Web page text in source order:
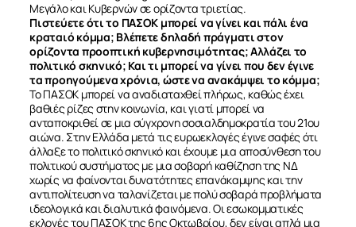
Μεγάλο και Κυβερνών σε ορίζοντα τριετίας.
Πιστεύετε ότι το ΠΑΣΟΚ μπορεί να γίνει και πάλι ένα
κραταιό κόμμα; Βλέπετε δηλαδή πράγματι στον
ορίζοντα προοπτική κυβερνησιμότητας; Αλλάζει το
πολιτικό σκηνικό; Και τι μπορεί να γίνει που δεν έγινε
τα προηγούμενα χρόνια, ώστε να ανακάμψει το κόμμα;
Το ΠΑΣΟΚ μπορεί να αναδιαταχθεί πλήρως, καθώς έχει
βαθιές ρίζες στην κοινωνία, και γιατί μπορεί να
ανταποκριθεί σε μια σύγχρονη σοσιαλδημοκρατία του 21ου
αιώνα. Στην Ελλάδα μετά τις ευρωεκλογές έγινε σαφές ότι
άλλαξε το πολιτικό σκηνικό και έχουμε μια αποσύνθεση του
πολιτικού συστήματος με μια σοβαρή καθίζηση της ΝΔ
χωρίς να φαίνονται δυνατότητες επανάκαμψης και την
αντιπολίτευση να ταλανίζεται με πολύ σοβαρά προβλήματα
ιδεολογικά και διαλυτικά φαινόμενα. Οι εσωκομματικές
εκλογές του ΠΑΣΟΚ της 6ης Οκτωβρίου, δεν είναι απλά μια